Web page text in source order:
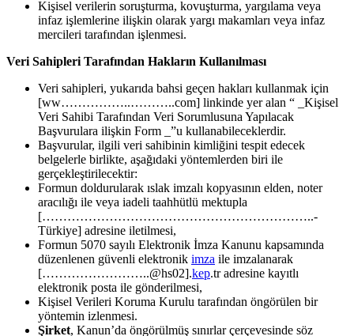
Kişisel verilerin soruşturma, kovuşturma, yargılama veya
infaz işlemlerine ilişkin olarak yargı makamları veya infaz
mercileri tarafından işlenmesi.
Veri Sahipleri Tarafından Hakların Kullanılması
Veri sahipleri, yukarıda bahsi geçen hakları kullanmak için
[ww……………..………..com] linkinde yer alan “ _Kişisel
Veri Sahibi Tarafından Veri Sorumlusuna Yapılacak
Başvurulara ilişkin Form _”u kullanabileceklerdir.
Başvurular, ilgili veri sahibinin kimliğini tespit edecek
belgelerle birlikte, aşağıdaki yöntemlerden biri ile
gerçekleştirilecektir:
Formun doldurularak ıslak imzalı kopyasının elden, noter
aracılığı ile veya iadeli taahhütlü mektupla
[………………………………………………………..-
Türkiye] adresine iletilmesi,
Formun 5070 sayılı Elektronik İmza Kanunu kapsamında
düzenlenen güvenli elektronik imza ile imzalanarak
[……………………..@hs02].kep.tr adresine kayıtlı
elektronik posta ile gönderilmesi,
Kişisel Verileri Koruma Kurulu tarafından öngörülen bir
yöntemin izlenmesi.
Şirket, Kanun’da öngörülmüş sınırlar çerçevesinde söz